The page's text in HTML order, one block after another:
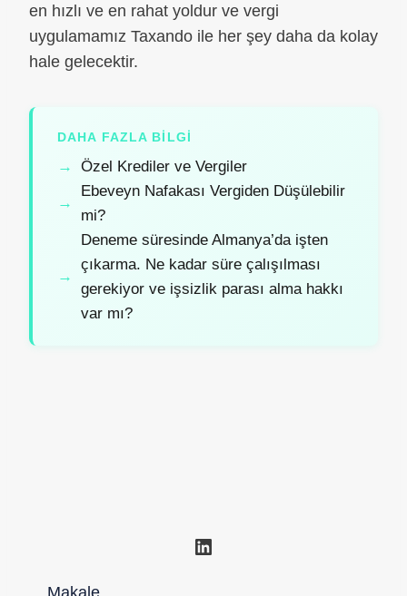
en hızlı ve en rahat yoldur ve vergi
uygulamamız Taxando ile her şey daha da kolay
hale gelecektir.
DAHA FAZLA BILGI
Özel Krediler ve Vergiler
Ebeveyn Nafakası Vergiden Düşülebilir
mi?
Deneme süresinde Almanya’da işten
çıkarma. Ne kadar süre çalışılması
gerekiyor ve işsizlik parası alma hakkı
var mı?
LinkedIn
Makale